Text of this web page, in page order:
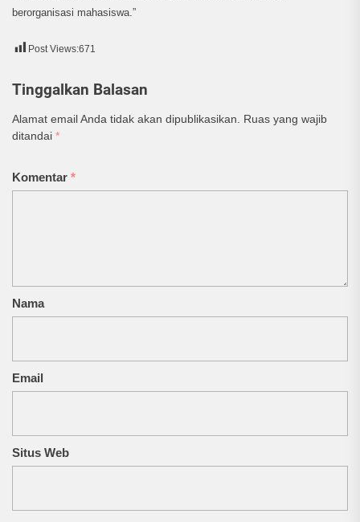
berorganisasi mahasiswa.”
Post Views:671
Tinggalkan Balasan
Alamat email Anda tidak akan dipublikasikan.
Ruas yang wajib
ditandai *
Komentar *
Nama
Email
Situs Web